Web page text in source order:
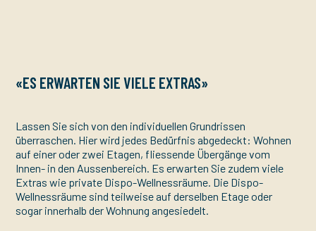
«ES ERWARTEN SIE VIELE EXTRAS»
Lassen Sie sich von den individuellen Grundrissen
überraschen. Hier wird jedes Bedürfnis abgedeckt: Wohnen
auf einer oder zwei Etagen, fliessende Übergänge vom
Innen- in den Aussenbereich. Es erwarten Sie zudem viele
Extras wie private Dispo-Wellnessräume. Die Dispo-
Wellnessräume sind teilweise auf derselben Etage oder
sogar innerhalb der Wohnung angesiedelt.